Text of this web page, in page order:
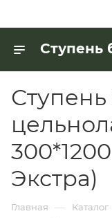
Ступень
Экстра)
Главная — Каталог